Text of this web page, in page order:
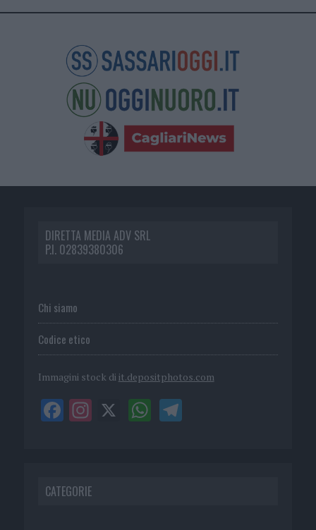
DIRETTA MEDIA ADV SRL
P.I. 02839380306
Chi siamo
Codice etico
Immagini stock di it.depositphotos.com
CATEGORIE